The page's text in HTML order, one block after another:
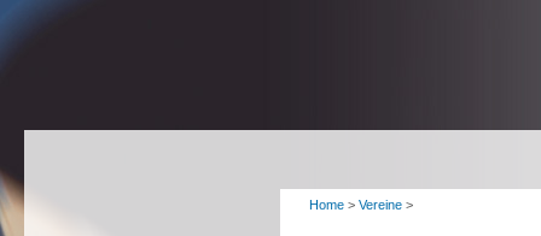
Home > Vereine >